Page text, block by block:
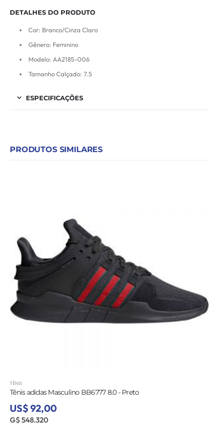
DETALHES DO PRODUTO
Cor: Branco/Cinza Claro
Gênero: Feminino
Modelo: AA2185-006
Tamanho Calçado: 7.5
ESPECIFICAÇÕES
PRODUTOS SIMILARES
TÊNIS
Tênis adidas Masculino BB6777 8.0 - Preto
US$ 92,00
G$ 548.320